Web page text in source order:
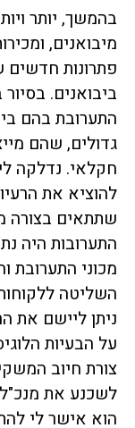
בהמשך, יותר
מיבואנים,
פתרונות חדשים
ביבואנים.
התערובת בהם
גדולים, שהם
חקלאי. נדלקה
להוציא את
שתתאים בצורה
התערובות היה
מכוני
השליטה
ניתן ליישם את
על הבעיות
צורת חיוב
לשכנע את